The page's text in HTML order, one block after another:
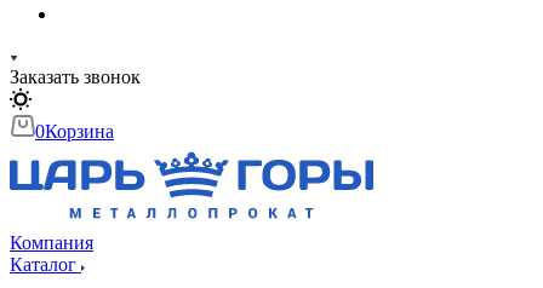
Заказать звонок
0Корзина
Компания
Каталог